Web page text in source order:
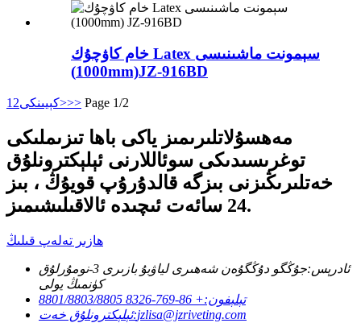
خام كاۋچۇك Latex سېمونت ماشىنىسى
(1000mm)JZ-916BD
1 2 كېيىنكى>>> Page 1/2
مەھسۇلاتلىرىمىز ياكى باھا تىزىملىكى
توغرىسىدىكى سوئاللارنى ئېلېكترونلۇق
خەتلىرىڭىزنى بىزگە قالدۇرۇپ قويۇڭ ، بىز
24 سائەت ئىچىدە ئالاقىلىشىمىز.
ھازىر تەلەپ قىلىڭ
ئادرېس:
جۇڭگو دۇڭگۇەن شەھىرى لياۋبۇ بازىرى 3-نومۇرلۇق
كۈنمىڭ يولى
تېلېفون:+ 86-769-8326 8801/8803/8805
ئېلېكترونلۇق خەت:jzlisa@jzriveting.com